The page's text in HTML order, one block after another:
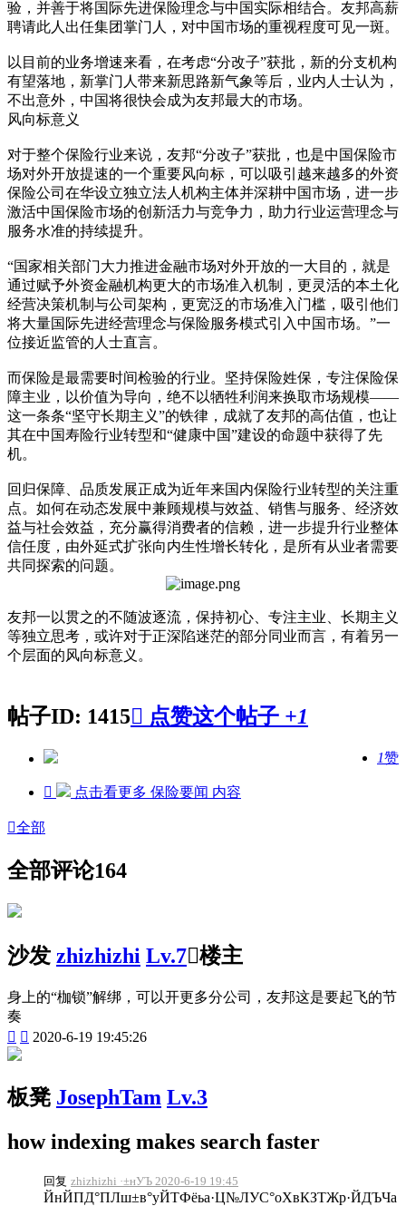
验，并善于将国际先进保险理念与中国实际相结合。友邦高薪
聘请此人出任集团掌门人，对中国市场的重视程度可见一斑。
以目前的业务增速来看，在考虑“分改子”获批，新的分支机构
有望落地，新掌门人带来新思路新气象等后，业内人士认为，
不出意外，中国将很快会成为友邦最大的市场。
风向标意义
对于整个保险行业来说，友邦“分改子”获批，也是中国保险市
场对外开放提速的一个重要风向标，可以吸引越来越多的外资
保险公司在华设立独立法人机构主体并深耕中国市场，进一步
激活中国保险市场的创新活力与竞争力，助力行业运营理念与
服务水准的持续提升。
“国家相关部门大力推进金融市场对外开放的一大目的，就是
通过赋予外资金融机构更大的市场准入机制，更灵活的本土化
经营决策机制与公司架构，更宽泛的市场准入门槛，吸引他们
将大量国际先进经营理念与保险服务模式引入中国市场。”一
位接近监管的人士直言。
而保险是最需要时间检验的行业。坚持保险姓保，专注保险保
障主业，以价值为导向，绝不以牺牲利润来换取市场规模——
这一条条“坚守长期主义”的铁律，成就了友邦的高估值，也让
其在中国寿险行业转型和“健康中国”建设的命题中获得了先
机。
回归保障、品质发展正成为近年来国内保险行业转型的关注重
点。如何在动态发展中兼顾规模与效益、销售与服务、经济效
益与社会效益，充分赢得消费者的信赖，进一步提升行业整体
信任度，由外延式扩张向内生性增长转化，是所有从业者需要
共同探索的问题。
友邦一以贯之的不随波逐流，保持初心、专注主业、长期主义
等独立思考，或许对于正深陷迷茫的部分同业而言，有着另一
个层面的风向标意义。
帖子ID: 1415 点赞这个帖子 +1
1赞
 点击看更多 保险要闻 内容
全部
全部评论164
沙发 zhizhizhi Lv.7楼主
身上的“枷锁”解绑，可以开更多分公司，友邦这是要起飞的节
奏
  2020-6-19 19:45:26
板凳 JosephTam Lv.3
how indexing makes search faster
回复 zhizhizhi ·±нУЪ 2020-6-19 19:45
ЙнЙПД°ПЛш±в°уЙТФёьа·Ц№ЛУС°оХвКЗТЖр·ЙДЪЧа